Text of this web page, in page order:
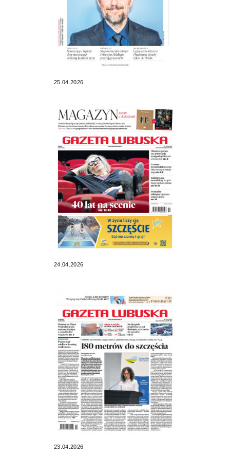
25.04.2026
24.04.2026
23.04.2026